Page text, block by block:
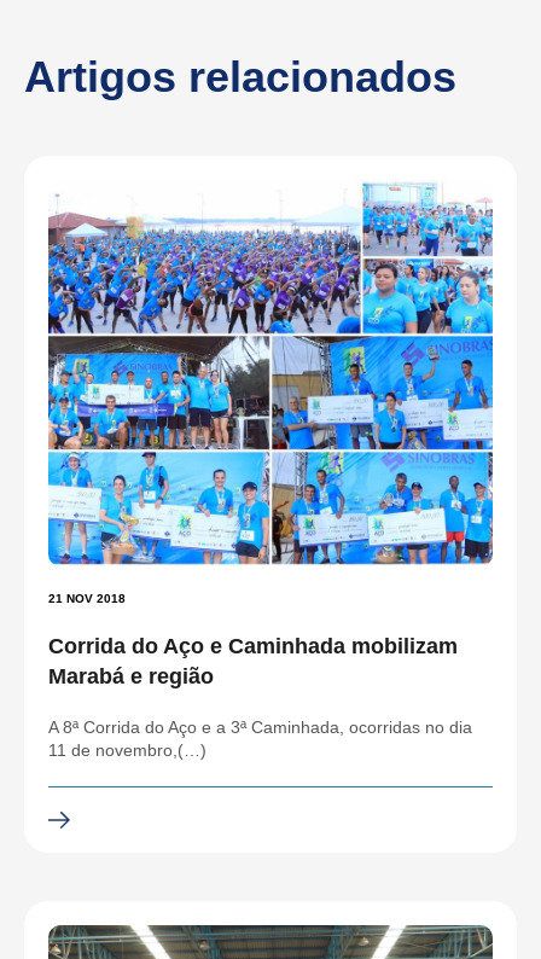
Artigos relacionados
21 NOV 2018
Corrida do Aço e Caminhada mobilizam
Marabá e região
A 8ª Corrida do Aço e a 3ª Caminhada, ocorridas no dia
11 de novembro,(…)